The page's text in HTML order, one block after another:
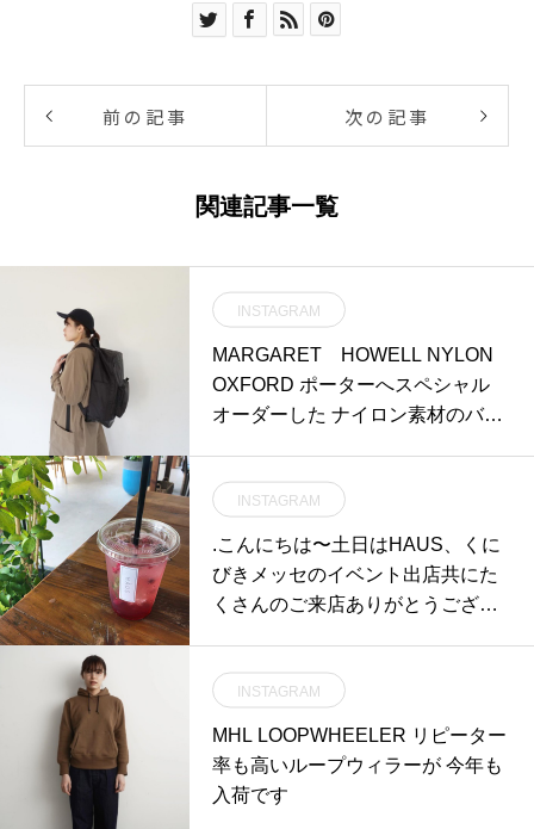
前の記事 次の記事
関連記事一覧
INSTAGRAM
MARGARET HOWELL NYLON
OXFORD ポーターへスペシャル
オーダーした ナイロン素材のバッ
INSTAGRAM
.こんにちは〜︎土日はHAUS、くに
びきメッセのイベント出店共にた
くさんのご来店ありがとうござい
〉.自家製紅茶シロップとラズベリ
ーを合わせたフルーツソーダ。ベ
リーがたくさん入っています♡ロ
ーズマリーも入っているので香り
INSTAGRAM
MHL LOOPWHEELER リピーター
率も高いループウィラーが 今年も
入荷です